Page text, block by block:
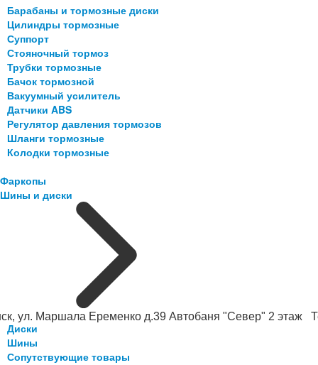
ул. Маршала Еременко д.39 Автобаня "Север" 2 этаж
Барабаны и тормозные диски
Цилиндры тормозные
Суппорт
Стояночный тормоз
Трубки тормозные
Бачок тормозной
Вакуумный усилитель
Датчики ABS
Регулятор давления тормозов
Шланги тормозные
Колодки тормозные
Фаркопы
Шины и диски
Диски
Шины
Сопутствующие товары